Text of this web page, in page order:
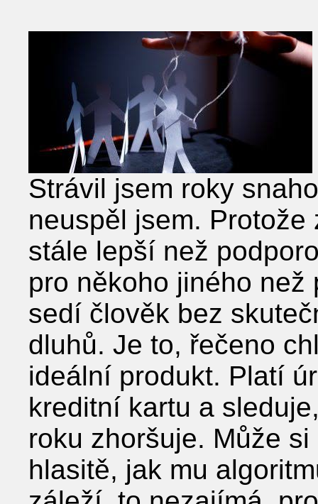
Strávil jsem roky
neuspěl jsem.
stále lepší než
pro někoho jiného než
sedí člověk bez
dluhů. Je to, řečeno
ideální produkt. Platí
kreditní kartu a
roku zhoršuje. Může
hlasitě, jak mu